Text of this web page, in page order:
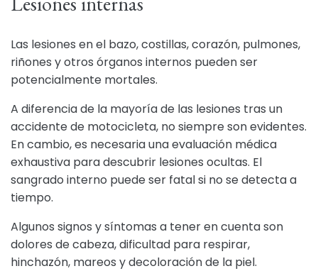
Las lesiones en el bazo, costillas, corazón, pulmones,
riñones y otros órganos internos pueden ser
potencialmente mortales.
A diferencia de la mayoría de las lesiones tras un
accidente de motocicleta, no siempre son evidentes.
En cambio, es necesaria una evaluación médica
exhaustiva para descubrir lesiones ocultas. El
sangrado interno puede ser fatal si no se detecta a
tiempo.
Algunos signos y síntomas a tener en cuenta son
dolores de cabeza, dificultad para respirar,
hinchazón, mareos y decoloración de la piel.